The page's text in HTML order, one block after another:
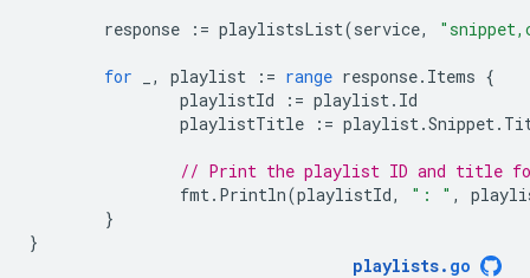
response := playlistsList(service,
for , playlist := range response. Items {
playlistId
:= playlist. Id
playlistTitle
:= playlist.Snippet.
// Print the playlist ID and title
fmt. Println(playlistId, ": " ,
}
}
playlists. go